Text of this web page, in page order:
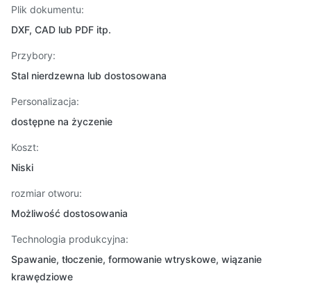
Plik dokumentu:
DXF, CAD lub PDF itp.
Przybory:
Stal nierdzewna lub dostosowana
Personalizacja:
dostępne na życzenie
Koszt:
Niski
rozmiar otworu:
Możliwość dostosowania
Technologia produkcyjna:
Spawanie, tłoczenie, formowanie wtryskowe, wiązanie
krawędziowe